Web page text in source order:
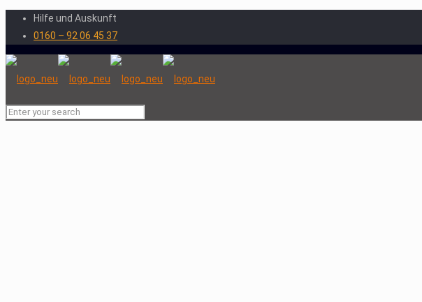
Hilfe und Auskunft
0160 – 92 06 45 37